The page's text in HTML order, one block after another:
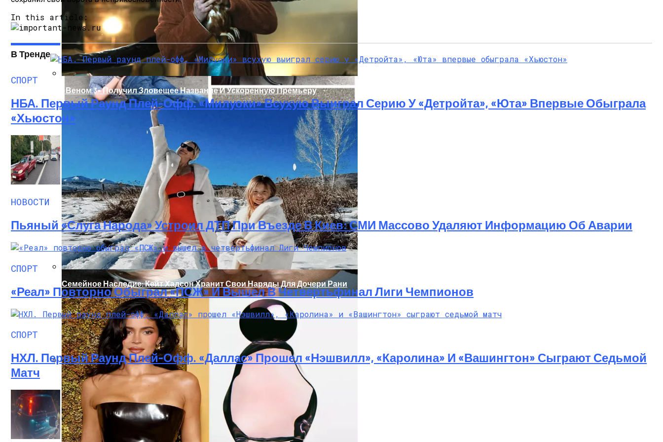
В Киеве У Копа, Подозреваемого В Наркоторговле, Нашли Пистолет Януковича
В Николаеве Во Время Задержания Умер 29-Летний Мужчина
«Веном 3» Получил Зловещее Название И Ускоренную Премьеру
Семейное Наследие: Кейт Хадсон Хранит Свои Наряды Для Дочери Рани
In this article:
В Тренде
СПОРТ
НБА. Первый Раунд Плей-Офф. «Милуоки» Всухую Выиграл Серию У «Детройта», «Юта» Впервые Обыграла
«Хьюстон»
НОВОСТИ
Пьяный «слуга Народа» Устроил ДТП При Въезде В Киев: СМИ Массово Удаляют Информацию Об Аварии
СПОРТ
«Реал» Повторно Обыграл «ПСЖ» И Вышел В Четвертьфинал Лиги Чемпионов
СПОРТ
НХЛ. Первый Раунд Плей-Офф. «Даллас» Прошел «Нэшвилл», «Каролина» И «Вашингтон» Сыграют Седьмой
Матч